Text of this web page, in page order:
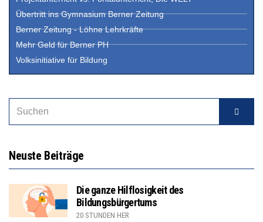
Übertritt ins Gymnasium Berner Zeitung
Berner Zeitung - Löhne Lehrkräfte
Mehr Geld für Berner PH
Volksinitiative für Bildung
Neuste Beiträge
Die ganze Hilflosigkeit des
Bildungsbürgertums
20 STUNDEN HER